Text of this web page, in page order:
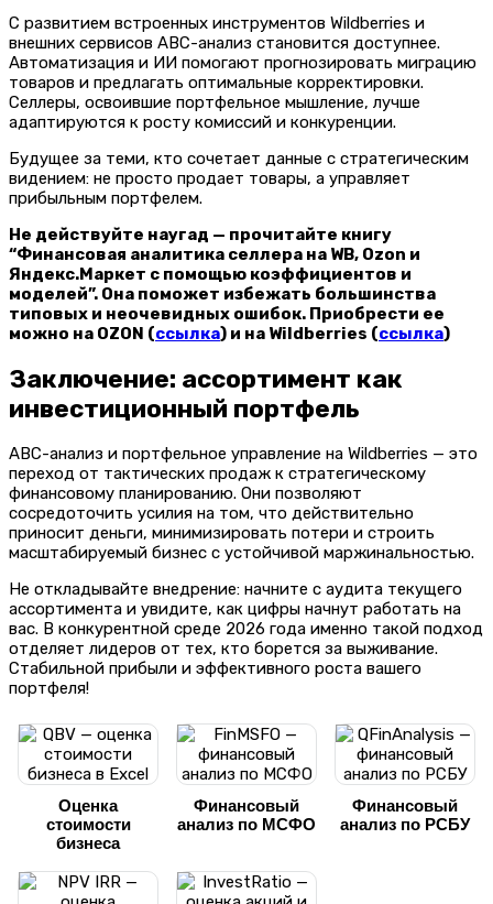
С развитием встроенных инструментов Wildberries и
внешних сервисов ABC-анализ становится доступнее.
Автоматизация и ИИ помогают прогнозировать миграцию
товаров и предлагать оптимальные корректировки.
Селлеры, освоившие портфельное мышление, лучше
адаптируются к росту комиссий и конкуренции.
Будущее за теми, кто сочетает данные с стратегическим
видением: не просто продает товары, а управляет
прибыльным портфелем.
Не действуйте наугад — прочитайте книгу
“Финансовая аналитика селлера на WB, Ozon и
Яндекс.Маркет с помощью коэффициентов и
моделей”. Она поможет избежать большинства
типовых и неочевидных ошибок. Приобрести ее
можно на OZON (ссылка) и на Wildberries (ссылка)
Заключение: ассортимент как
инвестиционный портфель
ABC-анализ и портфельное управление на Wildberries — это
переход от тактических продаж к стратегическому
финансовому планированию. Они позволяют
сосредоточить усилия на том, что действительно
приносит деньги, минимизировать потери и строить
масштабируемый бизнес с устойчивой маржинальностью.
Не откладывайте внедрение: начните с аудита текущего
ассортимента и увидите, как цифры начнут работать на
вас. В конкурентной среде 2026 года именно такой подход
отделяет лидеров от тех, кто борется за выживание.
Стабильной прибыли и эффективного роста вашего
портфеля!
Оценка
стоимости
бизнеса
Финансовый
анализ по МСФО
Финансовый
анализ по РСБУ